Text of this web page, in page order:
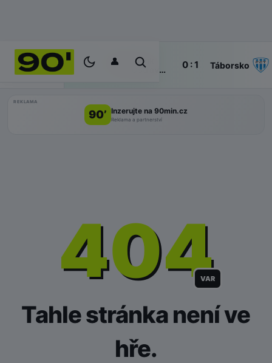
👤
ŽIVĚ 64'
Baník
Ostrava
0 : 1 Táborsko
REKLAMA
90’ Inzerujte na 90min.cz
Reklama a partnerství
404
VAR
Tahle stránka není ve
hře.